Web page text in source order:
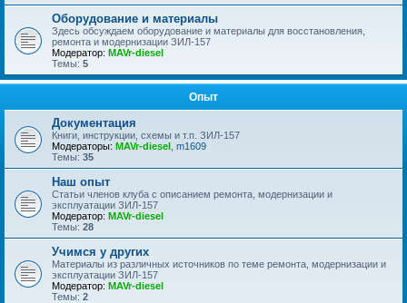
Оборудование и материалы
Здесь обсуждаем оборудование и материалы для восстановления,
ремонта и модернизации ЗИЛ-157
Модератор: MAVr-diesel
Темы: 5
Опыт
Документация
Книги, инструкции, схемы и т.п. ЗИЛ-157
Модераторы: MAVr-diesel m1609
Темы: 35
Наш опыт
Статьи членов клуба с описанием ремонта, модернизации и
эксплуатации ЗИЛ-157
Модератор: MAVr-diesel
Темы: 28
Учимся у других
Материалы из различных источников по теме ремонта, модернизации и
эксплуатации ЗИЛ-157
Модератор: MAVr-diesel
Темы: 2